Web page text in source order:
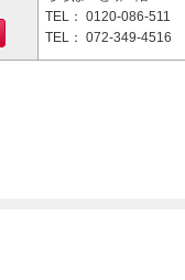
TEL： 0120-086-511
TEL： 072-349-4516